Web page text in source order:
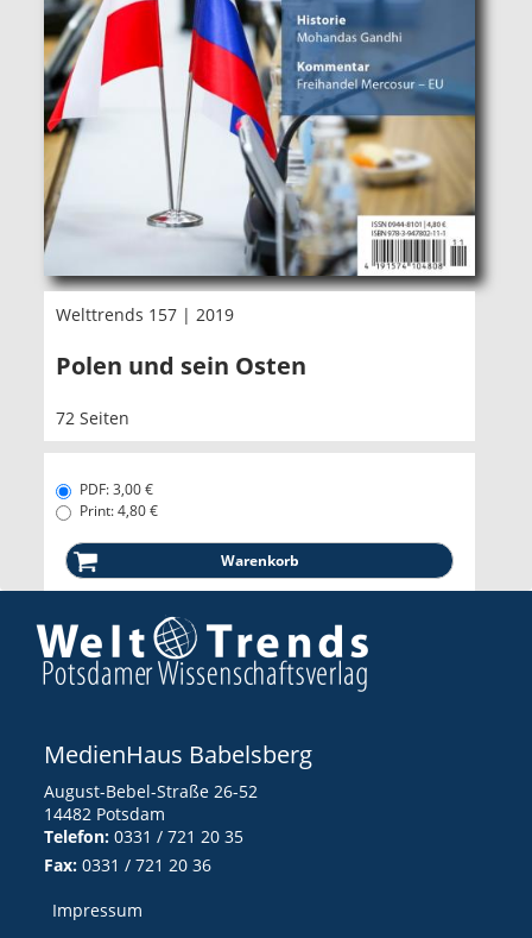
Welttrends 157 | 2019
Polen und sein Osten
72 Seiten
PDF: 3,00 €
Print: 4,80 €
MedienHaus Babelsberg
August-Bebel-Straße 26-52
14482 Potsdam
Telefon: 0331 / 721 20 35
Fax: 0331 / 721 20 36
Impressum